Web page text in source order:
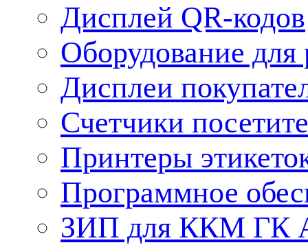
Дисплей QR-кодов
Оборудование
Дисплеи
Счетчики
Принтеры
Программное
ЗИП для ККМ ГК